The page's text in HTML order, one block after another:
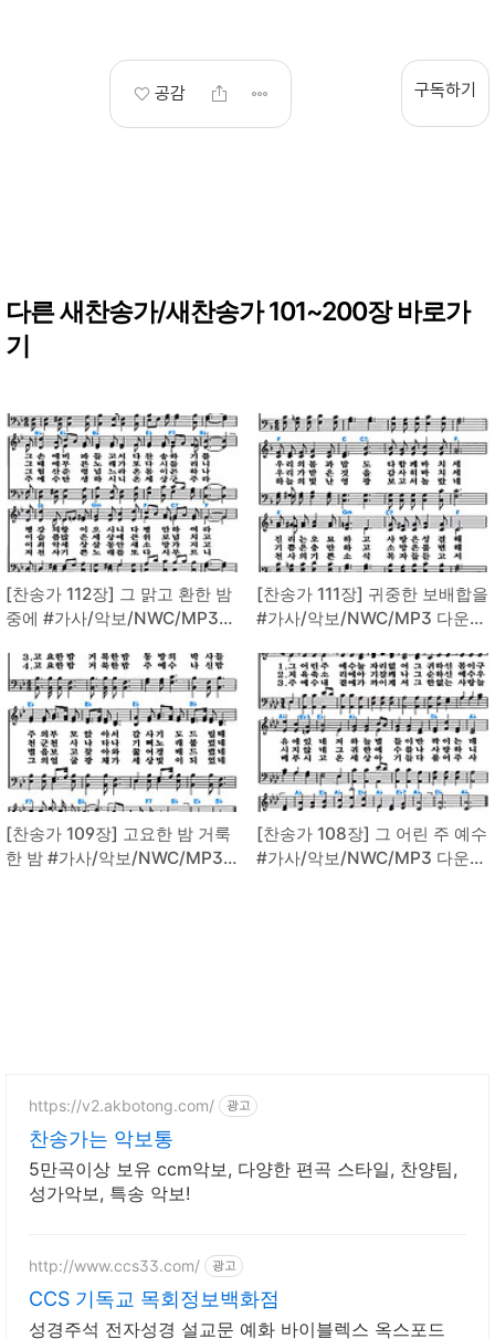
공감 구독하기
다른 새찬송가/새찬송가 101~200장 바로가
기
[찬송가 112장] 그 맑고 환한 밤
중에 #가사/악보/NWC/MP3
[찬송가 111장] 귀중한 보배합을
#가사/악보/NWC/MP3 다운로
[찬송가 109장] 고요한 밤 거룩
한 밤 #가사/악보/NWC/MP3
[찬송가 108장] 그 어린 주 예수
#가사/악보/NWC/MP3 다운로
https://v2.akbotong.com/ 광고
찬송가는 악보통
5만곡이상 보유 ccm악보, 다양한 편곡 스타일, 찬양팀,
성가악보, 특송 악보!
http://www.ccs33.com/ 광고
CCS 기독교 목회정보백화점
성경주석 전자성경 설교문 예화 바이블렉스 옥스포드